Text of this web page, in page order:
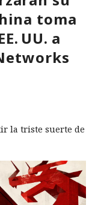
toma
UU. a
la triste suerte de